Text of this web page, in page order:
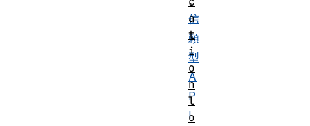
信
頼
型
A
P
I
a
t
i
o
n
l
o